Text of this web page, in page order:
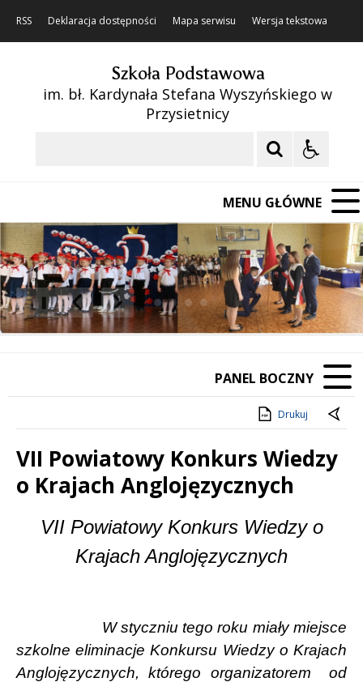
RSS Deklaracja dostępności Mapa serwisu Wersja tekstowa
Szkoła Podstawowa
im. bł. Kardynała Stefana Wyszyńskiego w
Przysietnicy
MENU GŁÓWNE
Poprzedni Element
Następny Element
❚❚
PANEL BOCZNY
Drukuj
VII Powiatowy Konkurs Wiedzy
o Krajach Anglojęzycznych
Treść
VII Powiatowy Konkurs Wiedzy o
Krajach Anglojęzycznych
W styczniu tego roku miały miejsce
szkolne eliminacje Konkursu Wiedzy o Krajach
Anglojęzycznych, którego organizatorem
od